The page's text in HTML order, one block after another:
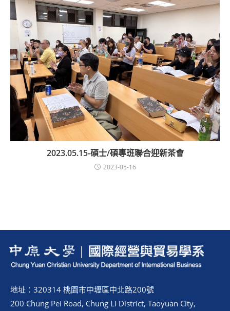
2023.05.15-碩士/碩專班聯合迎新茶會
2023-05-16
地址：320314 桃園市中壢區中北路200號
200 Chung Pei Road, Chung Li District, Taoyuan City,